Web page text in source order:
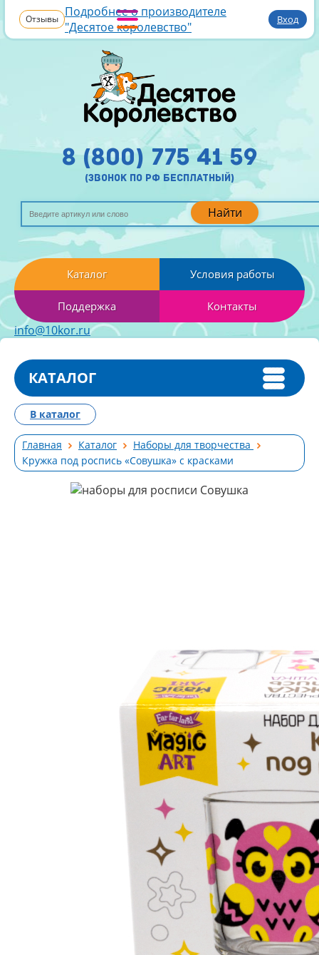
Отзывы Подробнее о производителе
"Десятое королевство"
Вход
Найти
8 (800) 775 41 59
(звонок по рф бесплатный)
Каталог Условия работы
Поддержка Контакты
info@10kor.ru
КАТАЛОГ
Главная Каталог
Наборы для творчества
Кружка под роспись «Совушка» с красками
В каталог